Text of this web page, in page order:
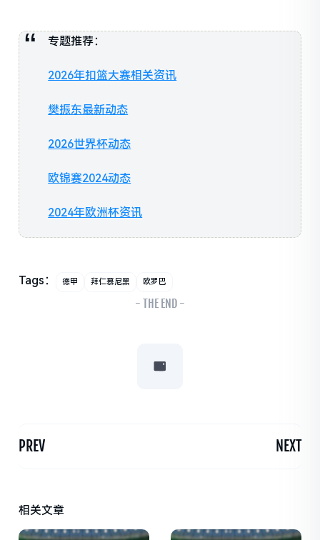
专题推荐：
2026年扣篮大赛相关资讯
樊振东最新动态
2026世界杯动态
欧锦赛2024动态
2024年欧洲杯资讯
Tags： 德甲 拜仁慕尼黑 欧罗巴
- THE END -
PREV NEXT
相关文章